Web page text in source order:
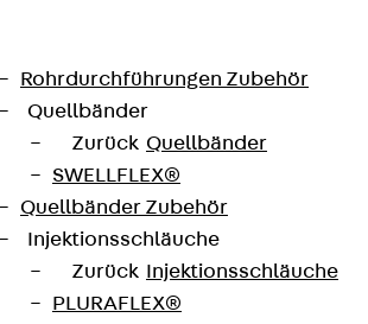
Rohrdurchführungen Zubehör
Quellbänder
Zurück Quellbänder
SWELLFLEX®
Quellbänder Zubehör
Injektionsschläuche
Zurück Injektionsschläuche
PLURAFLEX®
für die Logistik